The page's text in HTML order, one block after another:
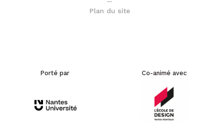
Plan du site
Porté par Co-animé avec